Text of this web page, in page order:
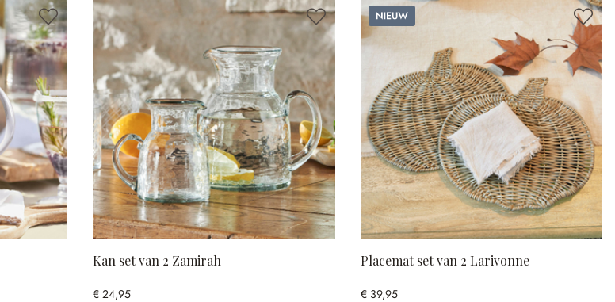
Kan set van 2 Zamirah
€ 24,95
Nieuw
Placemat set van 2 Larivonne
€ 39,95